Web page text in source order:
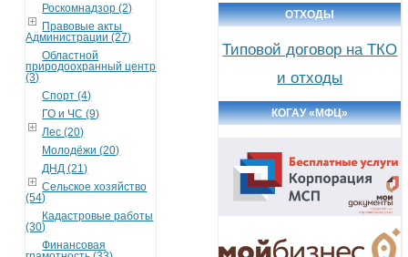
Роскомнадзор (2)
Правовые акты
Администрации (27)
Областной
природоохранный центр
(3)
Спорт (4)
ГО и ЧС (9)
Лес (20)
Молодёжи (20)
ДНД (21)
Сельское хозяйство
(54)
Кадастровые работы
(30)
Финансовая
ОТХОДЫ
Типовой договор на ТКО
и отходы
КОГАУ «МФЦ»